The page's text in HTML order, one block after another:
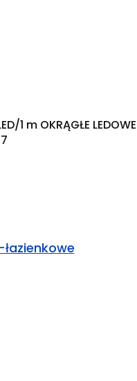
1 m OKRĄGŁE LEDOWE